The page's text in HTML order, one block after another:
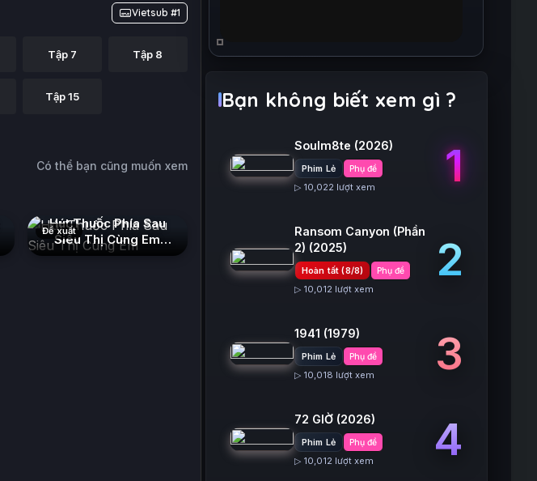
Vietsub #1
Tập 7 Tập 8
Tập 15
Có thể bạn cũng muốn xem
Đề xuất
Hút Thuốc Phía Sau
Siêu Thị Cùng Em
(2026)
Bạn không biết xem gì ?
Soulm8te (2026)
Phim Lẻ Phụ đề
▷ 10,022 lượt xem 1
Ransom Canyon (Phần
2) (2025)
Hoàn tất (8/8) Phụ đề
▷ 10,012 lượt xem
2
1941 (1979)
Phim Lẻ Phụ đề
▷ 10,018 lượt xem 3
72 GIỜ (2026)
Phim Lẻ Phụ đề
▷ 10,012 lượt xem 4